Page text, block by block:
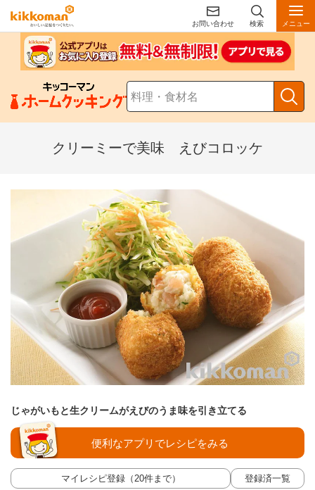
お問い合わせ 検索 メニュー
クリーミーで美味 えびコロッケ
じゃがいもと生クリームがえびのうま味を引き立てる
マイレシピ登録（20件まで） 登録済一覧
便利なアプリでレシピをみる